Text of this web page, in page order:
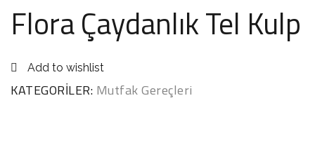
Flora Çaydanlık Tel Kulp
Add to wishlist
KATEGORILER: Mutfak Gereçleri